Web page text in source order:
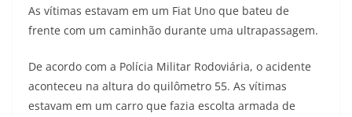
As vítimas estavam em um Fiat Uno que bateu de
frente com um caminhão durante uma ultrapassagem.
De acordo com a Polícia Militar Rodoviária, o acidente
aconteceu na altura do quilômetro 55. As vítimas
estavam em um carro que fazia escolta armada de